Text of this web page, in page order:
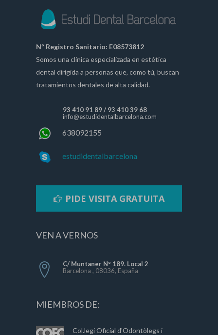
Nº Registro Sanitario: E08573812
Somos una clínica especializada en estética
dental dirigida a personas que, como tú, buscan
tratamientos dentales de alta calidad.
93 410 91 89/ 93 410 39 68
info@estudidentalbarcelona.com
638092155
estudidentalbarcelona
PIDE VISITA GRATUITA
VEN A VERNOS
C/ Muntaner Nº 189. Local 2
Barcelona , 08036, España
MIEMBROS DE:
Col.legi Oficial d'Odontòlegs i